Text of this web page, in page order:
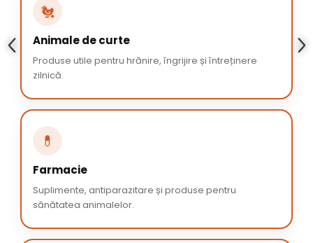
🐔
Animale de curte
Produse utile pentru hrănire, îngrijire și întreținere
zilnică.
💊
Farmacie
Suplimente, antiparazitare și produse pentru
sănătatea animalelor.